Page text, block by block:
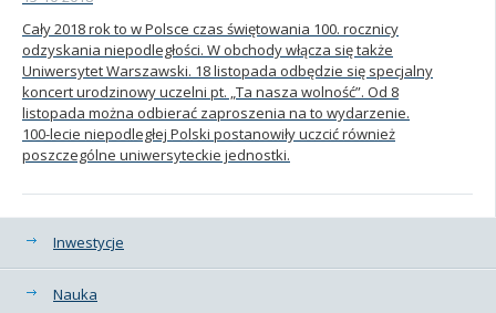
Kandydat
Absolwent
Cały 2018 rok to w Polsce czas świętowania 100. rocznicy
odzyskania niepodległości. W obchody włącza się także
Uniwersytet Warszawski. 18 listopada odbędzie się specjalny
koncert urodzinowy uczelni pt. „Ta nasza wolność”. Od 8
listopada można odbierać zaproszenia na to wydarzenie.
100-lecie niepodległej Polski postanowiły uczcić również
poszczególne uniwersyteckie jednostki.
Kategorie
Inwestycje
Nauka